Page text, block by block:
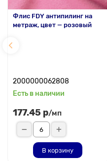
Флис FDY антипилинг на
метраж, цвет — розовый
2000000062808
Есть в наличии
177.45 р/мп
В корзину